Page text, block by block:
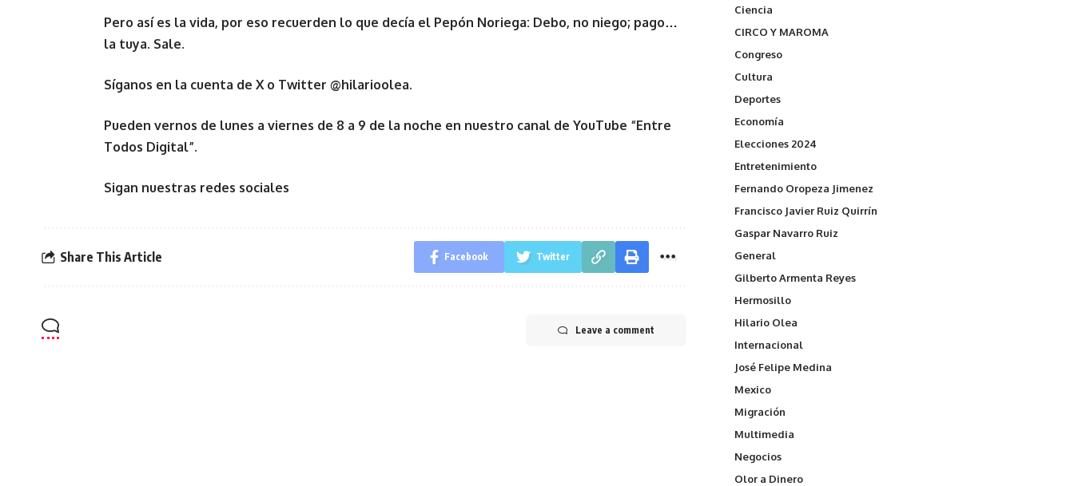
Pero así es la vida, por eso recuerden lo que decía el Pepón Noriega: Debo, no niego; pago…
la tuya. Sale.
Síganos en la cuenta de X o Twitter @hilarioolea.
Pueden vernos de lunes a viernes de 8 a 9 de la noche en nuestro canal de YouTube “Entre
Todos Digital”.
Sigan nuestras redes sociales
Share This Article Facebook Twitter
Leave a comment
Ciencia
CIRCO Y MAROMA
Congreso
Cultura
Deportes
Economía
Elecciones 2024
Entretenimiento
Fernando Oropeza Jimenez
Francisco Javier Ruiz Quirrín
Gaspar Navarro Ruiz
General
Gilberto Armenta Reyes
Hermosillo
Hilario Olea
Internacional
José Felipe Medina
Mexico
Migración
Multimedia
Negocios
Olor a Dinero